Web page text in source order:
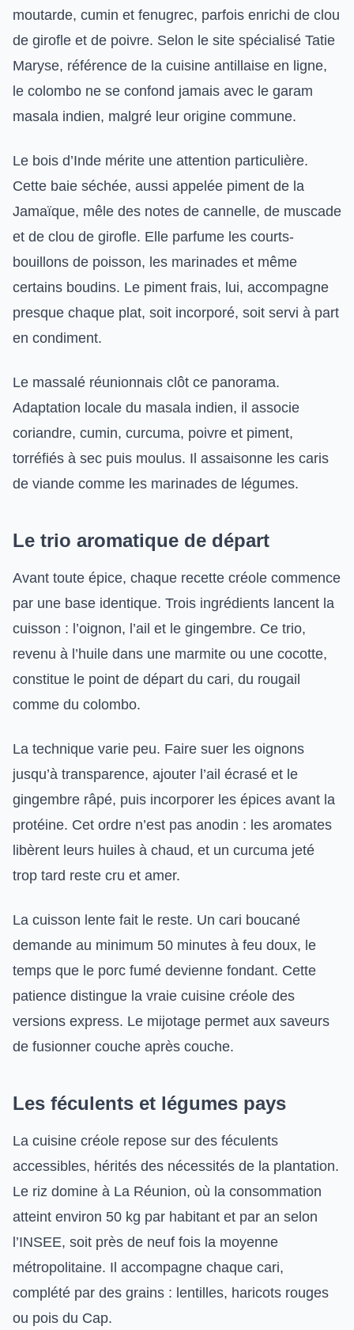
moutarde, cumin et fenugrec, parfois enrichi de clou
de girofle et de poivre. Selon le site spécialisé Tatie
Maryse, référence de la cuisine antillaise en ligne,
le colombo ne se confond jamais avec le garam
masala indien, malgré leur origine commune.
Le bois d’Inde mérite une attention particulière.
Cette baie séchée, aussi appelée piment de la
Jamaïque, mêle des notes de cannelle, de muscade
et de clou de girofle. Elle parfume les courts-
bouillons de poisson, les marinades et même
certains boudins. Le piment frais, lui, accompagne
presque chaque plat, soit incorporé, soit servi à part
en condiment.
Le massalé réunionnais clôt ce panorama.
Adaptation locale du masala indien, il associe
coriandre, cumin, curcuma, poivre et piment,
torréfiés à sec puis moulus. Il assaisonne les caris
de viande comme les marinades de légumes.
Le trio aromatique de départ
Avant toute épice, chaque recette créole commence
par une base identique. Trois ingrédients lancent la
cuisson : l’oignon, l’ail et le gingembre. Ce trio,
revenu à l’huile dans une marmite ou une cocotte,
constitue le point de départ du cari, du rougail
comme du colombo.
La technique varie peu. Faire suer les oignons
jusqu’à transparence, ajouter l’ail écrasé et le
gingembre râpé, puis incorporer les épices avant la
protéine. Cet ordre n’est pas anodin : les aromates
libèrent leurs huiles à chaud, et un curcuma jeté
trop tard reste cru et amer.
La cuisson lente fait le reste. Un cari boucané
demande au minimum 50 minutes à feu doux, le
temps que le porc fumé devienne fondant. Cette
patience distingue la vraie cuisine créole des
versions express. Le mijotage permet aux saveurs
de fusionner couche après couche.
Les féculents et légumes pays
La cuisine créole repose sur des féculents
accessibles, hérités des nécessités de la plantation.
Le riz domine à La Réunion, où la consommation
atteint environ 50 kg par habitant et par an selon
l’INSEE, soit près de neuf fois la moyenne
métropolitaine. Il accompagne chaque cari,
complété par des grains : lentilles, haricots rouges
ou pois du Cap.